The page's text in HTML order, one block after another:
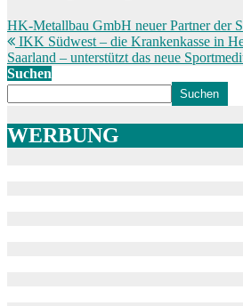
HK-Metallbau GmbH neuer Partner der
IKK Südwest – die Krankenkasse in
Saarland – unterstützt das neue
Suchen
Suchen
WERBUNG